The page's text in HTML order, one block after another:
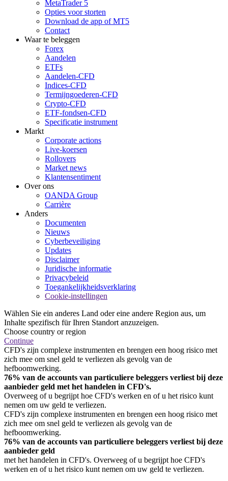
MetaTrader 5
Opties voor storten
Download de app of MT5
Contact
Waar te beleggen
Forex
Aandelen
ETFs
Aandelen-CFD
Indices-CFD
Termijngoederen-CFD
Crypto-CFD
ETF-fondsen-CFD
Specificatie instrument
Markt
Corporate actions
Live-koersen
Rollovers
Market news
Klantensentiment
Over ons
OANDA Group
Carrière
Anders
Documenten
Nieuws
Cyberbeveiliging
Updates
Disclaimer
Juridische informatie
Privacybeleid
Toegankelijkheidsverklaring
Cookie-instellingen
Wählen Sie ein anderes Land oder eine andere Region aus, um
Inhalte spezifisch für Ihren Standort anzuzeigen.
Choose country or region
Continue
CFD's zijn complexe instrumenten en brengen een hoog risico met
zich mee om snel geld te verliezen als gevolg van de
hefboomwerking.
76% van de accounts van particuliere beleggers verliest bij deze
aanbieder geld met het handelen in CFD's.
Overweeg of u begrijpt hoe CFD's werken en of u het risico kunt
nemen om uw geld te verliezen.
CFD's zijn complexe instrumenten en brengen een hoog risico met
zich mee om snel geld te verliezen als gevolg van de
hefboomwerking.
76% van de accounts van particuliere beleggers verliest bij deze
aanbieder geld
met het handelen in CFD's. Overweeg of u begrijpt hoe CFD's
werken en of u het risico kunt nemen om uw geld te verliezen.